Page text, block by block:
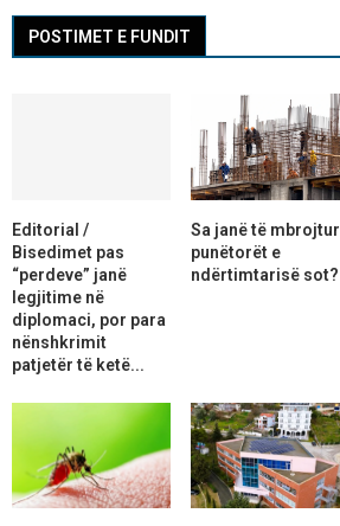
POSTIMET E FUNDIT
Editorial /
Bisedimet pas
“perdeve” janë
legjitime në
diplomaci, por para
nënshkrimit
patjetër të ketë...
Sa janë të mbrojtur
punëtorët e
ndërtimtarisë sot?